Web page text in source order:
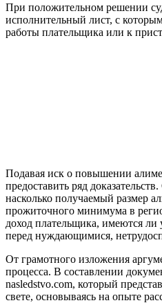
При положительном решении
исполнительный лист, с
работы плательщика или к
Подавая иск о повышении
предоставить ряд
насколько получаемый размер
прожиточного минимума в
доход плательщика, имеются ли
перед нуждающимися,
От грамотного изложения
процесса. В составлении
nasledstvo.com, который
свете, основываясь на опыте